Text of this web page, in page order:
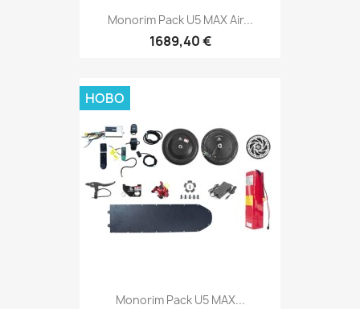
Monorim Pack U5 MAX Air...
1689,40 €
Monorim Pack U5 MAX...
НОВО